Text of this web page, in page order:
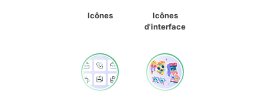
Icônes
Icônes
d'interface